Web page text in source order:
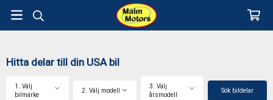
Hitta delar till din USA bil
1. Välj
bilmärke
2. Välj modell
3. Välj
årsmodell
Sök bildelar